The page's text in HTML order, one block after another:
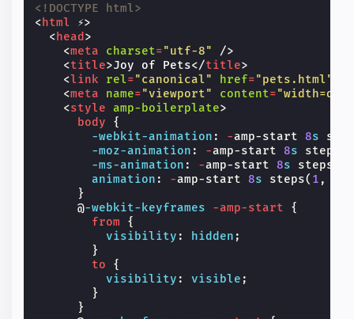
<!DOCTYPE html>
< html ⚡>
< head >
<meta charset="utf-8"
/>
<title>Joy of Pets</title>
<link rel="canonical" href="pets.html"
<meta name="viewport" content=
<style amp-boilerplate>
body
{
-webkit-animation : -amp-start 8s
-moz-animation : -amp-start 8s steps
-ms-animation : -amp-start 8s steps
animation : -amp-start 8s steps( 1 ,
}
@-webkit-keyframes -amp-start
{
from
{
visibility : hidden ;
}
to
{
visibility : visible ;
}
}